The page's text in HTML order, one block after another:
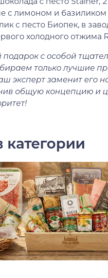
с лимоном и базиликом
с песто Биопек, в
холодного отжима
с особой
только лучшие
эксперт заменит его
общую концепцию и